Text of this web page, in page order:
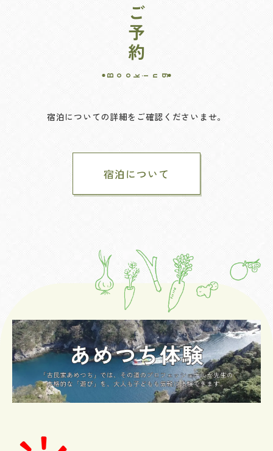
ご予約
Booking
宿泊についての詳細をご確認くださいませ。
宿泊について